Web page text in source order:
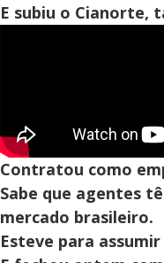
E subiu o Cianorte,
Contratou como
Sabe que agentes
mercado brasileiro.
Esteve para